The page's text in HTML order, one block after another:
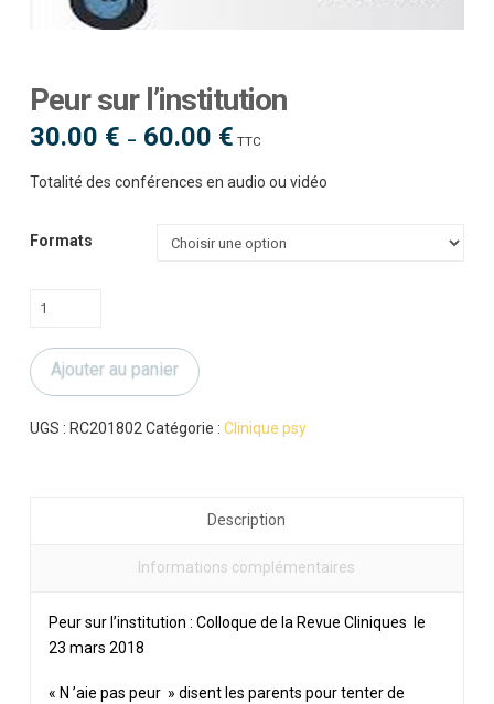
Peur sur l’institution
30.00 € – 60.00 €Plage
de
30.00 €
à
TTC
Totalité des conférences en audio ou vidéo
Formats
quantité
Peur
sur
l'institution
Ajouter au panier
UGS : RC201802Catégorie : Clinique psy
Description
Informations complémentaires
Peur sur l’institution : Colloque de la Revue Cliniques le
23 mars 2018
« N ’aie pas peur » disent les parents pour tenter de